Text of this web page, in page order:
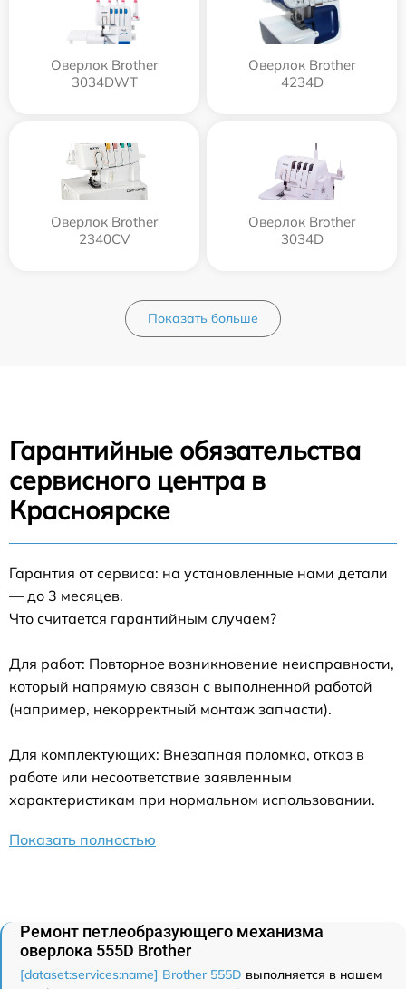
Оверлок Brother
3034DWT
Оверлок Brother
4234D
Оверлок Brother
2340CV
Оверлок Brother
3034D
Показать больше
Гарантийные обязательства
сервисного центра в
Красноярске
Гарантия от сервиса: на установленные нами детали
— до 3 месяцев.
Что считается гарантийным случаем?
Для работ: Повторное возникновение неисправности,
который напрямую связан с выполненной работой
(например, некорректный монтаж запчасти).
Для комплектующих: Внезапная поломка, отказ в
работе или несоответствие заявленным
характеристикам при нормальном использовании.
Показать полностью
Ремонт петлеобразующего механизма
оверлока 555D Brother
[dataset:services:name] Brother 555D выполняется в нашем